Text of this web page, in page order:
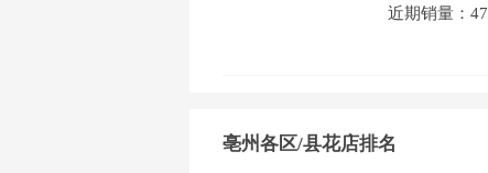
近期销量：47
亳州各区/县花店排名